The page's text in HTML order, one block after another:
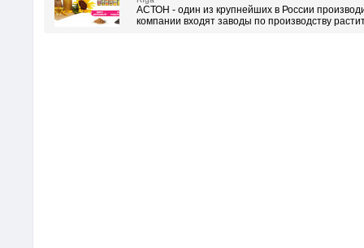
АСТОН - один из крупнейших в России
компании входят заводы по производству